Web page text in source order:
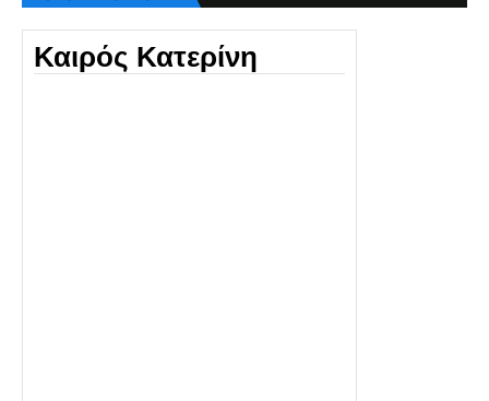
Καιρός Κατερίνη